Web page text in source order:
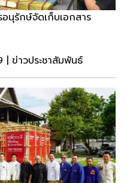
นุรักษ์จัดเก็บเอกสาร
ข่าวประชาสัมพันธ์